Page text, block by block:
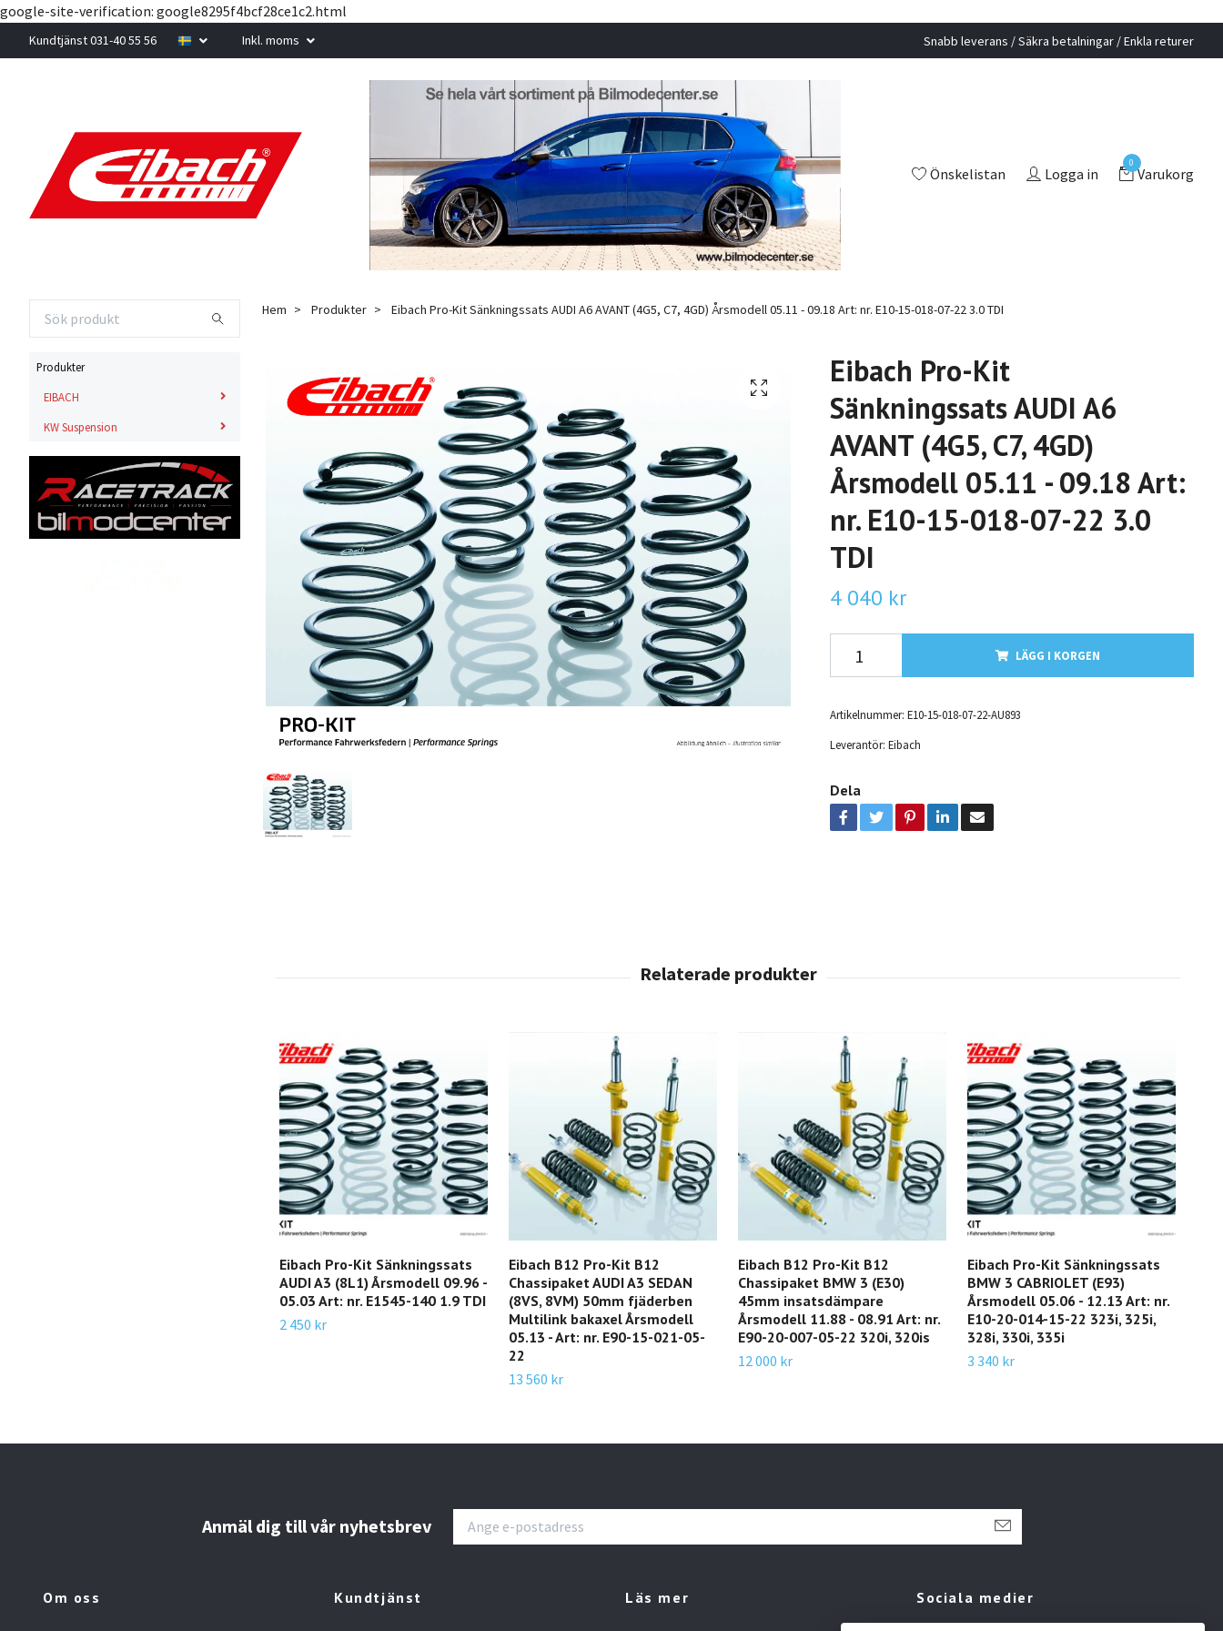
google-site-verification: google8295f4bcf28ce1c2.html
Kundtjänst 031-40 55 56 Inkl. moms Snabb leverans / Säkra betalningar / Enkla returer
Önskelistan Logga in
0
Varukorg
Produkter
EIBACH
KW Suspension
Hem Produkter Eibach Pro-Kit Sänkningssats AUDI A6 AVANT (4G5, C7, 4GD) Årsmodell 05.11 - 09.18 Art: nr. E10-15-018-07-22 3.0 TDI
Eibach Pro-Kit
Sänkningssats AUDI A6
AVANT (4G5, C7, 4GD)
Årsmodell 05.11 - 09.18 Art:
nr. E10-15-018-07-22 3.0
TDI
4 040 kr
LÄGG I KORGEN
Artikelnummer: E10-15-018-07-22-AU893
Leverantör: Eibach
Dela
Eibach Pro-Kit Sänkningssats
AUDI A3 (8L1) Årsmodell 09.96 -
05.03 Art: nr. E1545-140 1.9 TDI
2 450 kr
Eibach B12 Pro-Kit B12
Chassipaket AUDI A3 SEDAN
(8VS, 8VM) 50mm fjäderben
Multilink bakaxel Årsmodell
05.13 - Art: nr. E90-15-021-05-
22
13 560 kr
Eibach B12 Pro-Kit B12
Chassipaket BMW 3 (E30)
45mm insatsdämpare
Årsmodell 11.88 - 08.91 Art: nr.
E90-20-007-05-22 320i, 320is
12 000 kr
Eibach Pro-Kit Sänkningssats
BMW 3 CABRIOLET (E93)
Årsmodell 05.06 - 12.13 Art: nr.
E10-20-014-15-22 323i, 325i,
328i, 330i, 335i
3 340 kr
Anmäl dig till vår nyhetsbrev
Om oss Kundtjänst Läs mer Sociala medier